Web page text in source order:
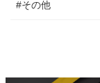
#その他